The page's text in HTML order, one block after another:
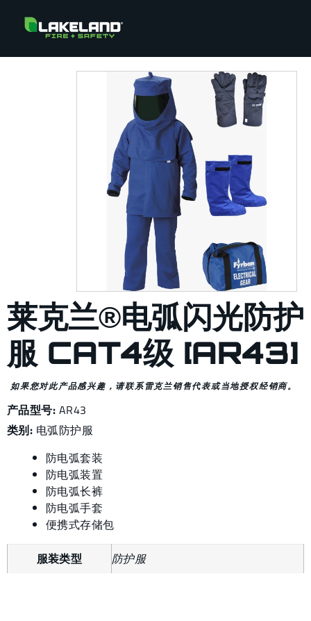
莱克兰®电弧闪光防护
服 CAT4级 [AR43]
如果您对此产品感兴趣，请联系雷克兰销售代表或当地授权经销商。
产品型号: AR43
类别: 电弧防护服
防电弧套装
防电弧装置
防电弧长裤
防电弧手套
便携式存储包
服装类型 防护服